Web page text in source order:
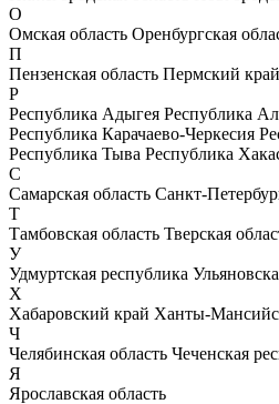
О
Омская область Оренбургская
П
Пензенская область Пермский край
Р
Республика Адыгея Республика
Республика Карачаево-Черкесия
Республика Тыва Республика
С
Самарская область Санкт-
Т
Тамбовская область Тверская
У
Удмуртская республика
Х
Хабаровский край Ханты-
Ч
Челябинская область Чеченская
Я
Ярославская область